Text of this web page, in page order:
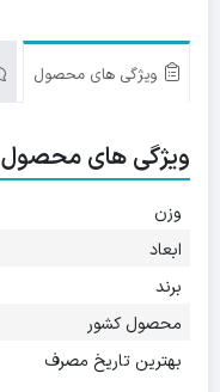
ویژگی های محصول
ویژگی های محصول
وزن
ابعاد
برند
محصول کشور
بهترین تاریخ مصرف